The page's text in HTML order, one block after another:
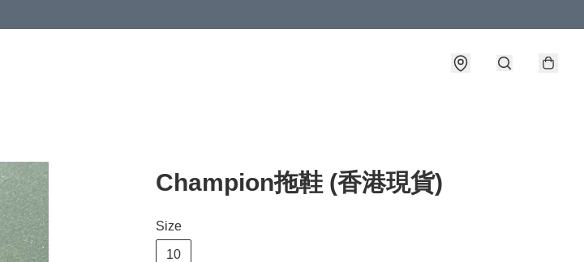
Champion拖鞋 (香港現貨)
Size
10